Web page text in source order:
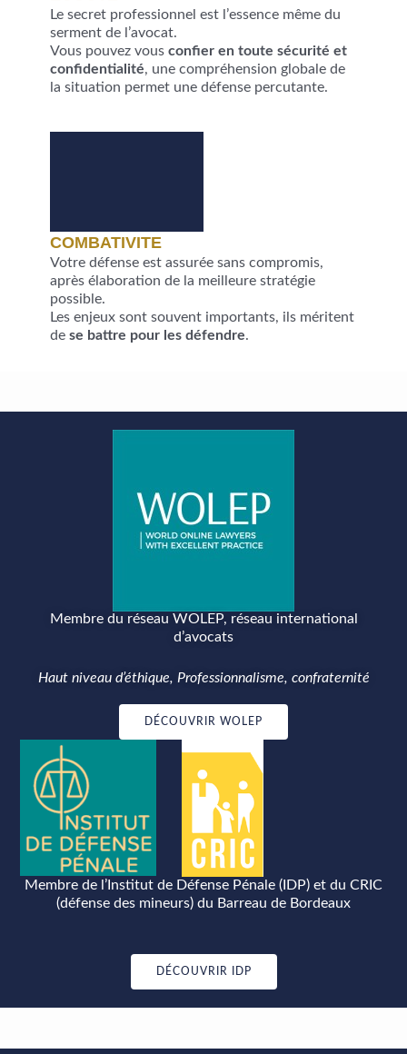
Le secret professionnel est l’essence même du
serment de l’avocat.
Vous pouvez vous confier en toute sécurité et
confidentialité, une compréhension globale de
la situation permet une défense percutante.
COMBATIVITE
Votre défense est assurée sans compromis,
après élaboration de la meilleure stratégie
possible.
Les enjeux sont souvent importants, ils méritent
dese battre pour les défendre.
Membre du réseau WOLEP, réseau international
d’avocats
Haut niveau d’éthique, Professionnalisme, confraternité
DÉCOUVRIR WOLEP
Membre de l’Institut de Défense Pénale (IDP) et du CRIC
(défense des mineurs) du Barreau de Bordeaux
DÉCOUVRIR IDP